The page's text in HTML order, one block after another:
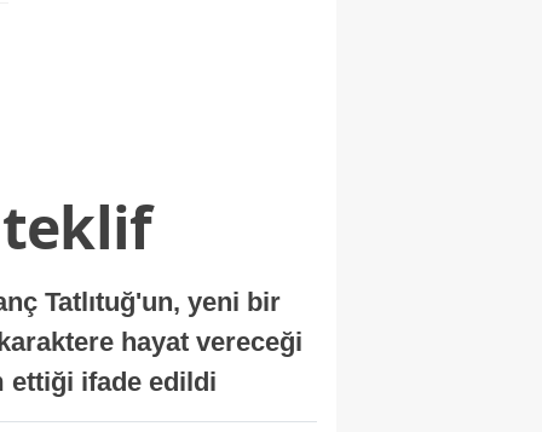
teklif
Tatlıtuğ'un, yeni bir
hayat vereceği
ettiği ifade edildi